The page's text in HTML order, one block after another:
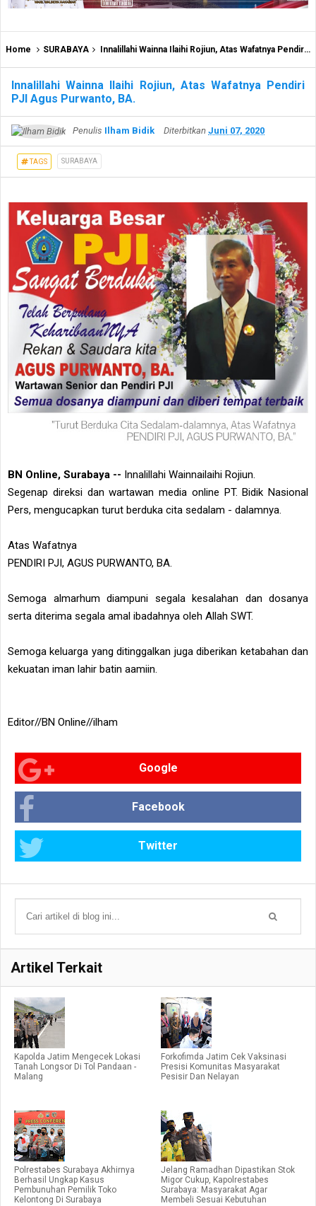
Home SURABAYA Innalillahi Wainna Ilaihi Rojiun, Atas Wafatnya Pendiri PJI Agus Purwanto, BA.
Innalillahi Wainna Ilaihi Rojiun, Atas Wafatnya Pendiri
PJI Agus Purwanto, BA.
Penulis Ilham Bidik Diterbitkan Juni 07, 2020
TAGS SURABAYA
BN Online, Surabaya -- Innalillahi Wainnailaihi Rojiun.
Segenap direksi dan wartawan media online PT. Bidik Nasional
Pers, mengucapkan turut berduka cita sedalam - dalamnya.
Atas Wafatnya
PENDIRI PJI, AGUS PURWANTO, BA.
Semoga almarhum diampuni segala kesalahan dan dosanya
serta diterima segala amal ibadahnya oleh Allah SWT.
Semoga keluarga yang ditinggalkan juga diberikan ketabahan dan
kekuatan iman lahir batin aamiin.
Editor//BN Online//ilham
Google
Facebook
Twitter
Artikel Terkait
Kapolda Jatim Mengecek Lokasi
Tanah Longsor Di Tol Pandaan -
Malang
Forkofimda Jatim Cek Vaksinasi
Presisi Komunitas Masyarakat
Pesisir Dan Nelayan
Polrestabes Surabaya Akhirnya
Berhasil Ungkap Kasus
Pembunuhan Pemilik Toko
Kelontong Di Surabaya
Jelang Ramadhan Dipastikan Stok
Migor Cukup, Kapolrestabes
Surabaya: Masyarakat Agar
Membeli Sesuai Kebutuhan